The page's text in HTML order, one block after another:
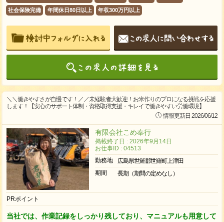
社会保険完備 年間休日80日以上 年収300万円以上
＼＼働きやすさが自慢です！／／未経験者大歓迎！お米作りのプロになる挑戦を応援
します！【安心のサポート体制・資格取得支援・キレイで働きやすい労働環境】
情報更新日 2026/06/12
有限会社こめ奉行
掲載終了日 : 2026年9月14日
お仕事ID : 04513
勤務地
広島県世羅郡世羅町上津田
期間
長期（期間の定めなし）
PRポイント
当社では、作業記録をしっかり残しており、マニュアルも用意して